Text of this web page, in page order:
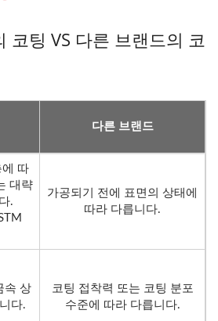
코팅 VS 다른 브랜드의 코
다른 브랜드
에 따
대략
.
가공되기 전에 표면의 상태에
따라 다릅니다.
속 상
다.
코팅 접착력 또는 코팅 분포
수준에 따라 다릅니다.